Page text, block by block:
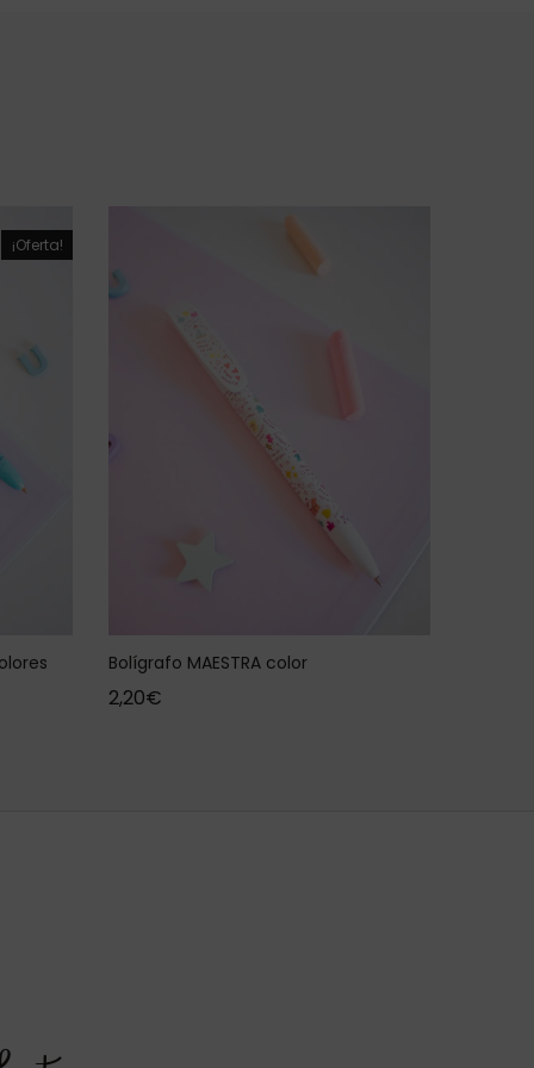
¡Oferta!
Bolígrafo MAESTRA color
2,20€